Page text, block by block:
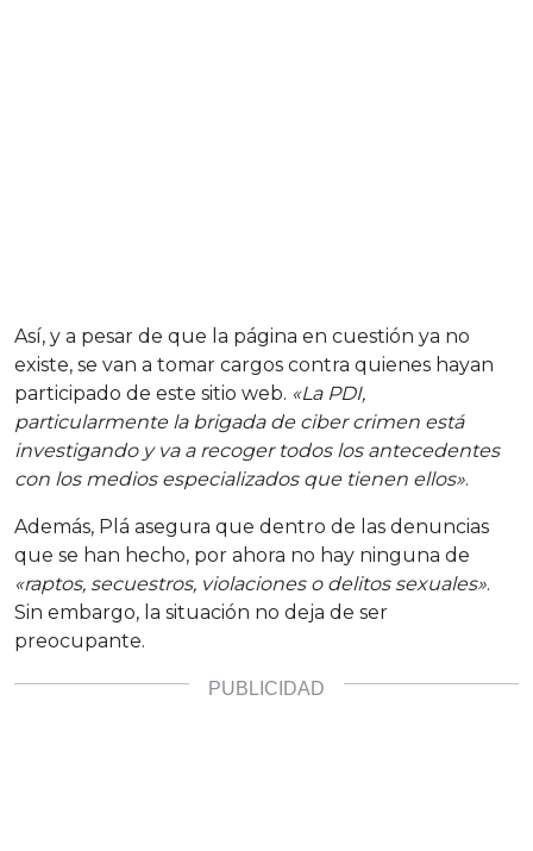
Así, y a pesar de que la página en cuestión ya no
existe, se van a tomar cargos contra quienes hayan
participado de este sitio web. «La PDI,
particularmente la brigada de ciber crimen está
investigando y va a recoger todos los antecedentes
con los medios especializados que tienen ellos».
Además, Plá asegura que dentro de las denuncias
que se han hecho, por ahora no hay ninguna de
«raptos, secuestros, violaciones o delitos sexuales».
Sin embargo, la situación no deja de ser
preocupante.